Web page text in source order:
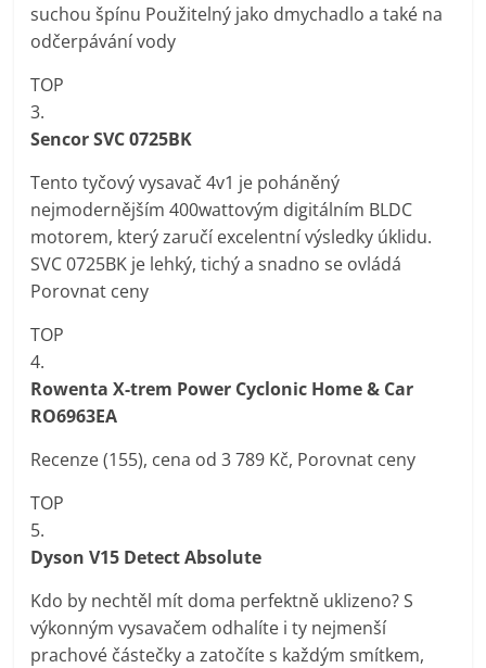
suchou špínu Použitelný jako dmychadlo a také na
odčerpávání vody
TOP
3.
Sencor SVC 0725BK
Tento tyčový vysavač 4v1 je poháněný
nejmodernějším 400wattovým digitálním BLDC
motorem, který zaručí excelentní výsledky úklidu.
SVC 0725BK je lehký, tichý a snadno se ovládá
Porovnat ceny
TOP
4.
Rowenta X-trem Power Cyclonic Home & Car
RO6963EA
Recenze (155), cena od 3 789 Kč, Porovnat ceny
TOP
5.
Dyson V15 Detect Absolute
Kdo by nechtěl mít doma perfektně uklizeno? S
výkonným vysavačem odhalíte i ty nejmenší
prachové částečky a zatočíte s každým smítkem,